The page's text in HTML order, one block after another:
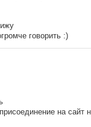
говорить :)
на сайт